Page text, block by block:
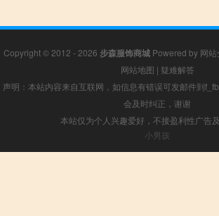
Copyright © 2012 - 2026 步森服饰商城Powered by 网
网站地图 | 疑难解答
声明：本站内容来自互联网，如信息有错误可发邮件到
会及时纠正，谢谢
本站仅为个人兴趣爱好，不接盈利性广告
小男孩